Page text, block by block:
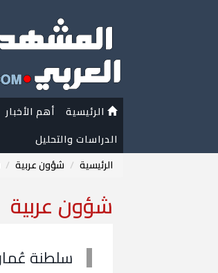
الرئيسية أهم الأخبار
الدراسات والتحليل
الرئيسية
شؤون عربية
شؤون عربية
سلطنة